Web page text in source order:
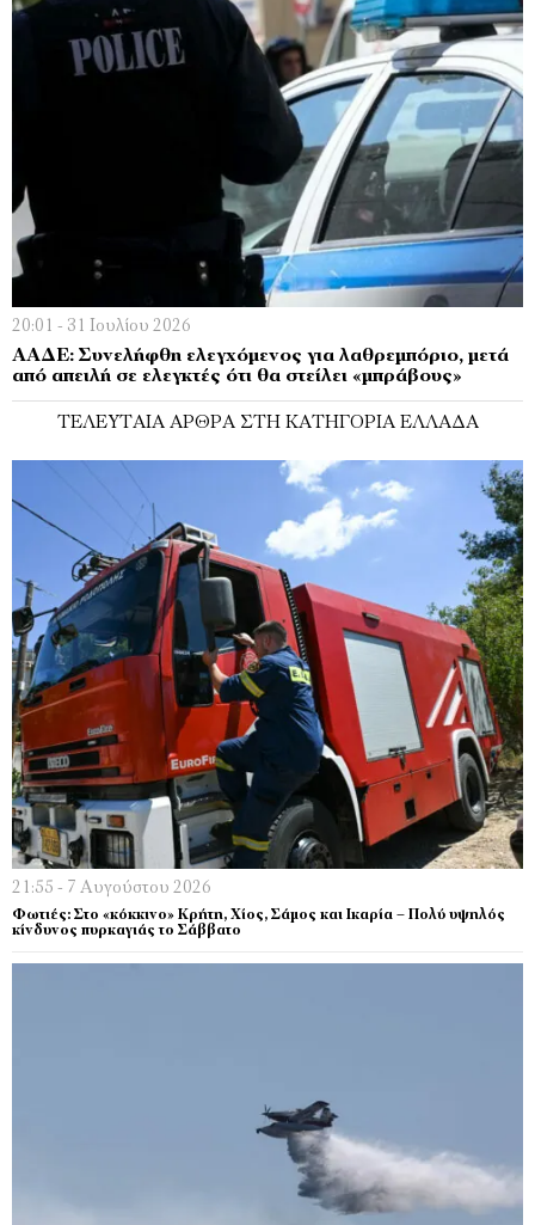
20:01 - 31 Ιουλίου 2026
ΑΑΔΕ: Συνελήφθη ελεγχόμενος για λαθρεμπόριο, μετά
από απειλή σε ελεγκτές ότι θα στείλει «μπράβους»
ΤΕΛΕΥΤΑΊΑ ΆΡΘΡΑ ΣΤΗ ΚΑΤΗΓΟΡΊΑ ΕΛΛΆΔΑ
21:55 - 7 Αυγούστου 2026
Φωτιές: Στο «κόκκινο» Κρήτη, Χίος, Σάμος και Ικαρία – Πολύ υψηλός
κίνδυνος πυρκαγιάς το Σάββατο